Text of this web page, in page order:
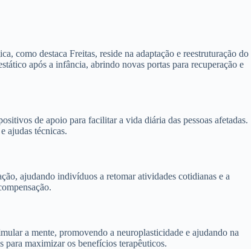
como destaca Freitas, reside na adaptação e reestruturação do
após a infância, abrindo novas portas para recuperação e
de apoio para facilitar a vida diária das pessoas afetadas.
ajudas técnicas.
ajudando indivíduos a retomar atividades cotidianas e a
a mente, promovendo a neuroplasticidade e ajudando na
para maximizar os benefícios terapêuticos.